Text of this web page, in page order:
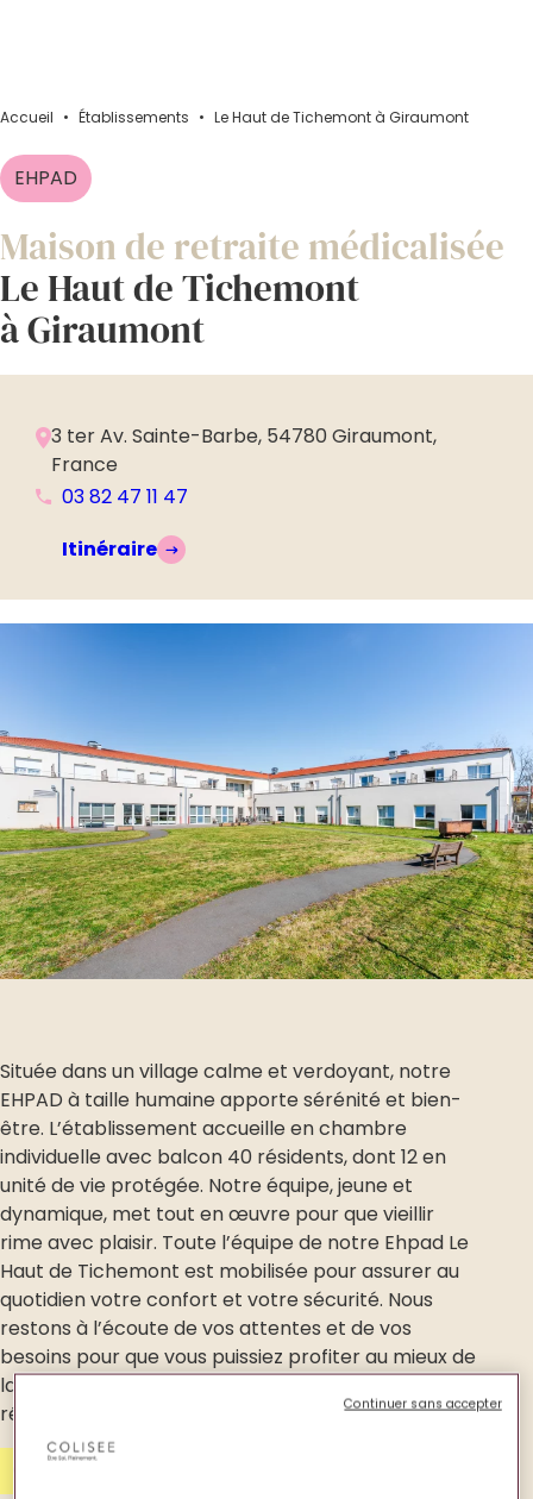
Accueil • Établissements • Le Haut de Tichemont à Giraumont
EHPAD
Maison de retraite médicalisée
Le Haut de Tichemont
à Giraumont
3 ter Av. Sainte-Barbe, 54780 Giraumont,
France
03 82 47 11 47
Itinéraire
Située dans un village calme et verdoyant, notre
EHPAD à taille humaine apporte sérénité et bien-
être. L’établissement accueille en chambre
individuelle avec balcon 40 résidents, dont 12 en
unité de vie protégée. Notre équipe, jeune et
dynamique, met tout en œuvre pour que vieillir
rime avec plaisir. Toute l’équipe de notre Ehpad Le
Haut de Tichemont est mobilisée pour assurer au
quotidien votre confort et votre sécurité. Nous
restons à l’écoute de vos attentes et de vos
besoins pour que vous puissiez profiter au mieux de
la qualité de l’accompagnement qu’offre notre
résidence à Giraumont.
Contactez-nous
Continuer sans accepter